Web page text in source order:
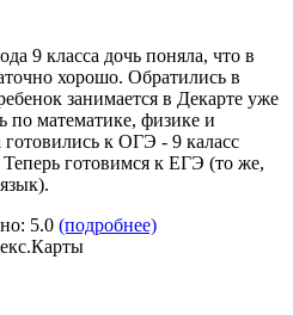
9 класса дочь поняла, что в
хорошо. Обратились в
занимается в Декарте уже
по математике, физике и
к ОГЭ - 9 каласс
готовимся к ЕГЭ (то же,
).
5.0 (подробнее)